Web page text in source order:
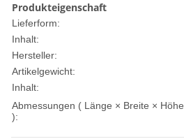
Produkteigenschaft
Lieferform:
Inhalt:
Hersteller:
Artikelgewicht:
Inhalt:
Abmessungen ( Länge × Breite × Höhe
):